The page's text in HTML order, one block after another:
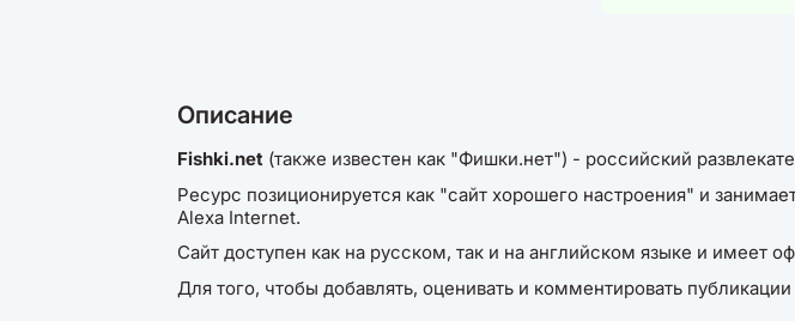
Описание
Fishki.net (также известен как "Фишки.нет") - российский
Ресурс позиционируется как "сайт хорошего настроения" и
Alexa Internet.
Сайт доступен как на русском, так и на английском языке и имеет
Для того, чтобы добавлять, оценивать и комментировать